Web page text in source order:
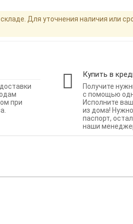
Для уточнения наличия или
при
Купить в
Получите
с помощью
Исполните
из дома!
паспорт,
наши